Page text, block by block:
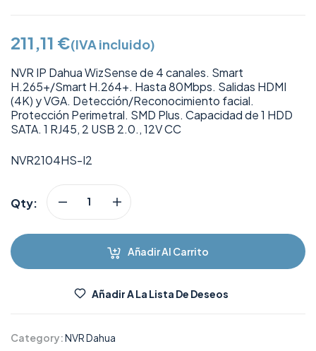
211,11 €(IVA incluido)
NVR IP Dahua WizSense de 4 canales. Smart
H.265+/Smart H.264+. Hasta 80Mbps. Salidas HDMI
(4K) y VGA. Detección/Reconocimiento facial.
Protección Perimetral. SMD Plus. Capacidad de 1 HDD
SATA. 1 RJ45, 2 USB 2.0., 12V CC
NVR2104HS-I2
Qty:
Añadir Al Carrito
Añadir A La Lista De Deseos
Category:NVR Dahua